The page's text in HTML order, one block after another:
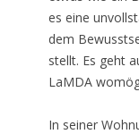
es eine
dem
stellt. Es geht
LaMDA
In seiner